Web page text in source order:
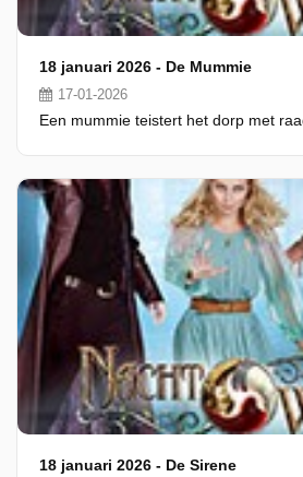
18 januari 2026 - De Mummie
17-01-2026
Een mummie teistert het dorp met
18 januari 2026 - De Sirene